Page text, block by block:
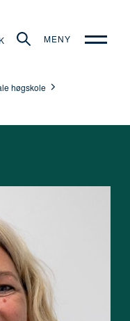
MENY
høgskole